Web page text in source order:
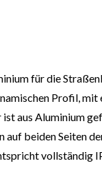
für die
Profil,
ist aus Aluminium
beiden Seiten
vollständig